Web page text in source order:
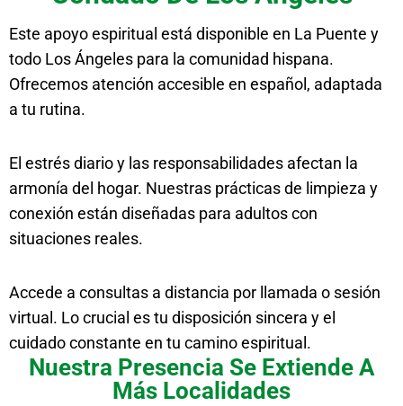
Este apoyo espiritual está disponible en La Puente y
todo Los Ángeles para la comunidad hispana.
Ofrecemos atención accesible en español, adaptada
a tu rutina.
El estrés diario y las responsabilidades afectan la
armonía del hogar. Nuestras prácticas de limpieza y
conexión están diseñadas para adultos con
situaciones reales.
Accede a consultas a distancia por llamada o sesión
virtual. Lo crucial es tu disposición sincera y el
cuidado constante en tu camino espiritual.
Nuestra Presencia Se Extiende A
Más Localidades